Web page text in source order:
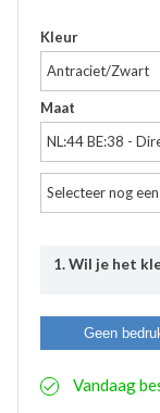
Kleur
Antraciet/Zwart
Maat
NL:44 BE:38 -
Selecteer nog
1. Wil je het
Bij Bevazet
bedrukken.
aangemaakte
Geen
Vandaag